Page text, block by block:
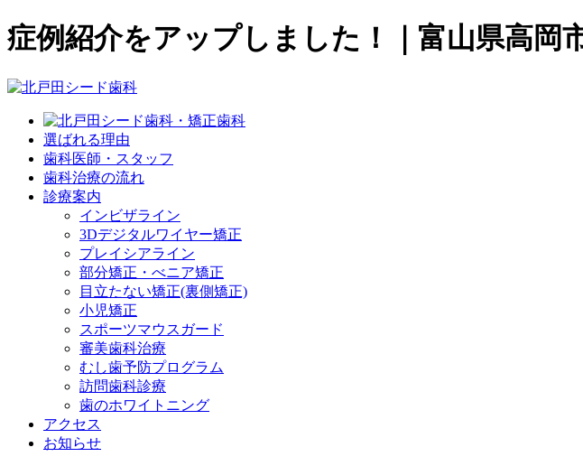
症例紹介をアップしました！｜富山県高岡
選ばれる理由
歯科医師・スタッフ
歯科治療の流れ
診療案内
インビザライン
3Dデジタルワイヤー矯正
プレイシアライン
部分矯正・べニア矯正
目立たない矯正(裏側矯正)
小児矯正
スポーツマウスガード
審美歯科治療
むし歯予防プログラム
訪問歯科診療
歯のホワイトニング
アクセス
お知らせ